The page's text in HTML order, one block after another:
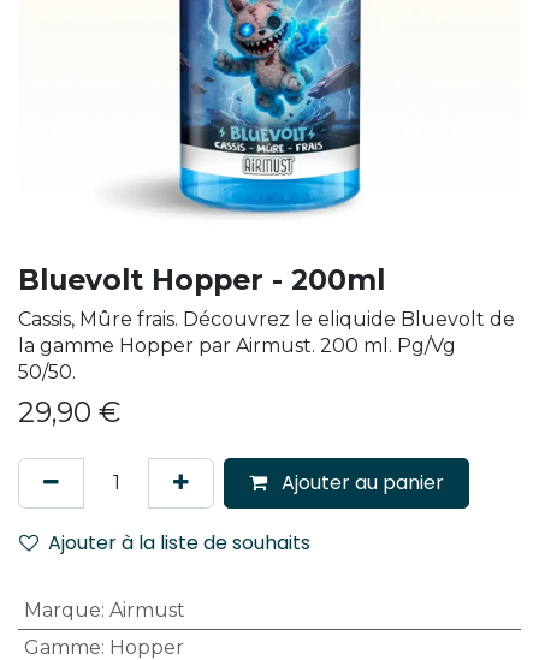
Bluevolt Hopper - 200ml
Cassis, Mûre frais. Découvrez le eliquide Bluevolt de
la gamme Hopper par Airmust. 200 ml. Pg/Vg
50/50.
29,90 €
Ajouter au panier
Ajouter à la liste de souhaits
Marque: Airmust
Gamme: Hopper